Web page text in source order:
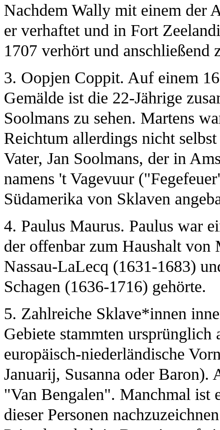
Nachdem Wally mit einem der
er verhaftet und in Fort
1707 verhört und anschließend
3. Oopjen Coppit. Auf einem
Gemälde ist die 22-Jährige
Soolmans zu sehen. Martens
Reichtum allerdings nicht
Vater, Jan Soolmans, der in
namens 't Vagevuur
Südamerika von Sklaven
4. Paulus Maurus. Paulus war
der offenbar zum Haushalt
Nassau-LaLecq (1631-1683)
Schagen (1636-1716) gehörte.
5. Zahlreiche Sklave*innen
Gebiete stammten ursprünglich
europäisch-niederländische
Januarij, Susanna oder Baron).
"Van Bengalen". Manchmal ist
dieser Personen